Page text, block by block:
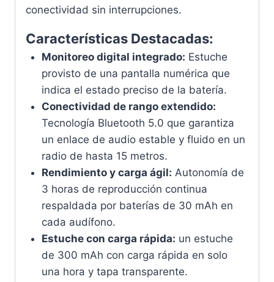
conectividad sin interrupciones.
Características Destacadas:
Monitoreo digital integrado: Estuche
provisto de una pantalla numérica que
indica el estado preciso de la batería.
Conectividad de rango extendido:
Tecnología Bluetooth 5.0 que garantiza
un enlace de audio estable y fluido en un
radio de hasta 15 metros.
Rendimiento y carga ágil: Autonomía de
3 horas de reproducción continua
respaldada por baterías de 30 mAh en
cada audífono.
Estuche con carga rápida: un estuche
de 300 mAh con carga rápida en solo
una hora y tapa transparente.